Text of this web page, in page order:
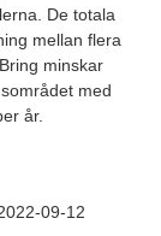
De totala
mellan flera
minskar
med
år.
09-12